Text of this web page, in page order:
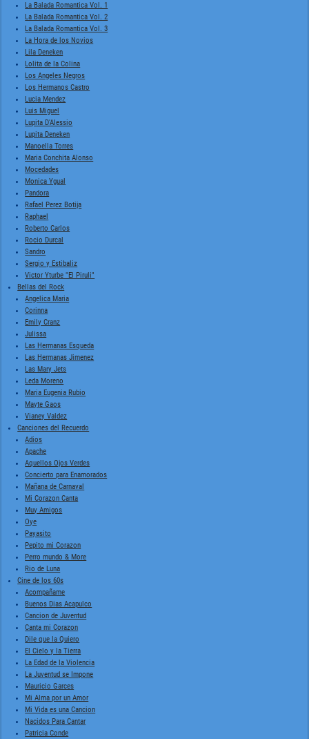
La Balada Romantica Vol. 1
La Balada Romantica Vol. 2
La Balada Romantica Vol. 3
La Hora de los Novios
Lila Deneken
Lolita de la Colina
Los Angeles Negros
Los Hermanos Castro
Lucia Mendez
Luis Miguel
Lupita D'Alessio
Lupita Deneken
Manoella Torres
Maria Conchita Alonso
Mocedades
Monica Ygual
Pandora
Rafael Perez Botija
Raphael
Roberto Carlos
Rocio Durcal
Sandro
Sergio y Estibaliz
Victor Yturbe "El Piruli"
Bellas del Rock
Angelica Maria
Corinna
Emily Cranz
Julissa
Las Hermanas Esqueda
Las Hermanas Jimenez
Las Mary Jets
Leda Moreno
Maria Eugenia Rubio
Mayte Gaos
Vianey Valdez
Canciones del Recuerdo
Adios
Apache
Aquellos Ojos Verdes
Concierto para Enamorados
Mañana de Carnaval
Mi Corazon Canta
Muy Amigos
Oye
Payasito
Pepito mi Corazon
Perro mundo & More
Rio de Luna
Cine de los 60s
Acompañame
Buenos Dias Acapulco
Cancion de Juventud
Canta mi Corazon
Dile que la Quiero
El Cielo y la Tierra
La Edad de la Violencia
La Juventud se Impone
Mauricio Garces
Mi Alma por un Amor
Mi Vida es una Cancion
Nacidos Para Cantar
Patricia Conde